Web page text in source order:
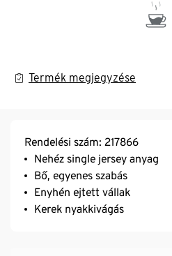
Termék megjegyzése
Rendelési szám: 217866
Nehéz single jersey anyag
Bő, egyenes szabás
Enyhén ejtett vállak
Kerek nyakkivágás